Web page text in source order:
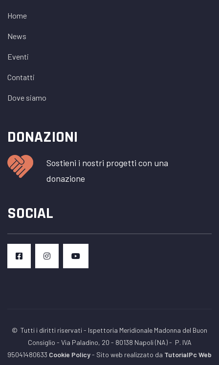
Home
News
Eventi
Contatti
Dove siamo
DONAZIONI
Sostieni i nostri progetti con una
donazione
SOCIAL
© Tutti i diritti riservati - Ispettoria Meridionale Madonna del Buon
Consiglio - Via Paladino, 20 - 80138 Napoli (NA) - P. IVA
95041480633 Cookie Policy- Sito web realizzato da TutorialPc Web